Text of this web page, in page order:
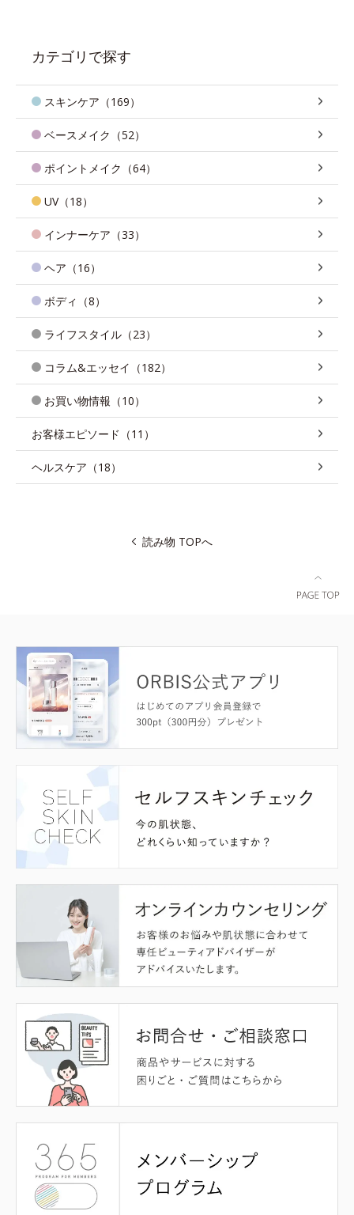
カテゴリで探す
スキンケア（169）
ベースメイク（52）
ポイントメイク（64）
UV（18）
インナーケア（33）
ヘア（16）
ボディ（8）
ライフスタイル（23）
コラム&エッセイ（182）
お買い物情報（10）
お客様エピソード（11）
ヘルスケア（18）
読み物 TOPへ